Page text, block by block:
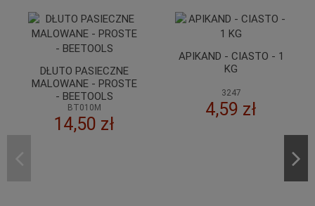
- CIASTO - 1
KG
4,59 zł